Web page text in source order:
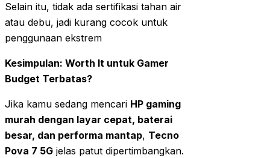
Selain itu, tidak ada sertifikasi tahan air
atau debu, jadi kurang cocok untuk
penggunaan ekstrem
Kesimpulan: Worth It untuk Gamer
Budget Terbatas?
Jika kamu sedang mencari HP gaming
murah dengan layar cepat, baterai
besar, dan performa mantap, Tecno
Pova 7 5G jelas patut dipertimbangkan.